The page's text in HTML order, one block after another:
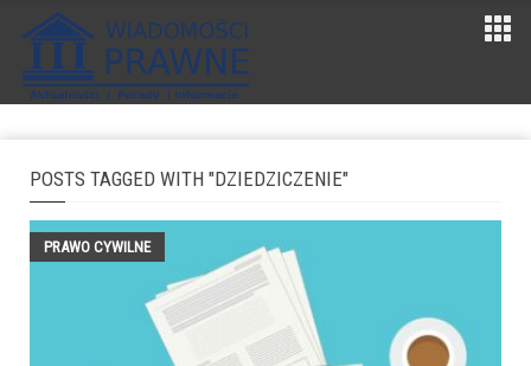
POSTS TAGGED WITH "DZIEDZICZENIE"
PRAWO CYWILNE